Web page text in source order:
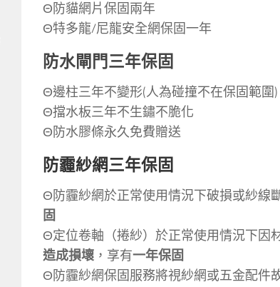
Θ防貓網片保固兩年
Θ特多龍/尼龍安全網保固一年
防水閘門三年保固
Θ邊柱三年不變形(人為碰撞不在保固範圍)
Θ擋水板三年不生鏽不脆化
Θ防水膠條永久免費贈送
防霾紗網三年保固
Θ防霾紗網於正常使用情況下破損或紗線
固
Θ定位卷軸（捲紗）於正常使用情況下因
造成損壞 ，享有一年保固
Θ防霾紗網保固服務將視紗網或五金配件